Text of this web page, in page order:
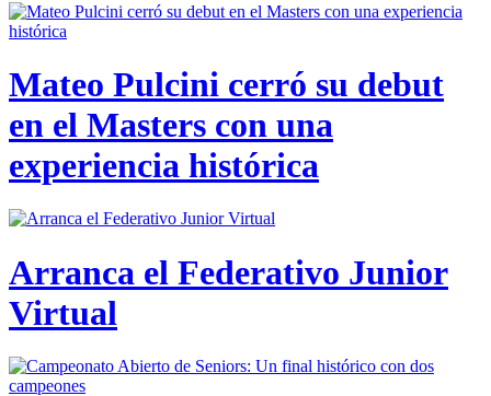
Mateo Pulcini cerró su debut
en el Masters con una
experiencia histórica
Arranca el Federativo Junior
Virtual